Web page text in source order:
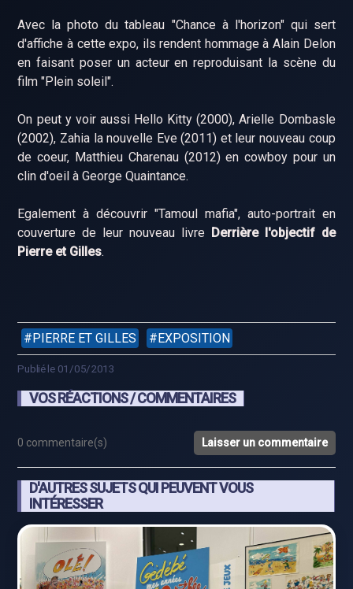
Avec la photo du tableau "Chance à l'horizon" qui sert
d'affiche à cette expo, ils rendent hommage à Alain Delon
en faisant poser un acteur en reproduisant la scène du
film "Plein soleil".
On peut y voir aussi Hello Kitty (2000), Arielle Dombasle
(2002), Zahia la nouvelle Eve (2011) et leur nouveau coup
de coeur, Matthieu Charenau (2012) en cowboy pour un
clin d'oeil à George Quaintance.
Egalement à découvrir "Tamoul mafia", auto-portrait en
couverture de leur nouveau livre Derrière l'objectif de
Pierre et Gilles.
PIERRE ET GILLES EXPOSITION
Publié le 01/05/2013
VOS RÉACTIONS / COMMENTAIRES
0 commentaire(s) Laisser un commentaire
D'AUTRES SUJETS QUI PEUVENT VOUS
INTÉRESSER